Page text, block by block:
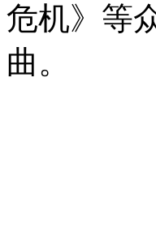
危机》等
曲。